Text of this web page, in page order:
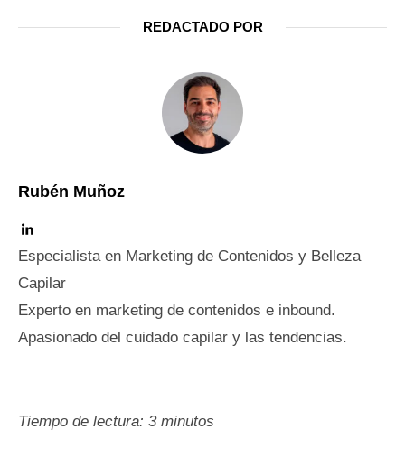
REDACTADO POR
Rubén Muñoz
Especialista en Marketing de Contenidos y Belleza
Capilar
Experto en marketing de contenidos e inbound.
Apasionado del cuidado capilar y las tendencias.
Tiempo de lectura: 3 minutos